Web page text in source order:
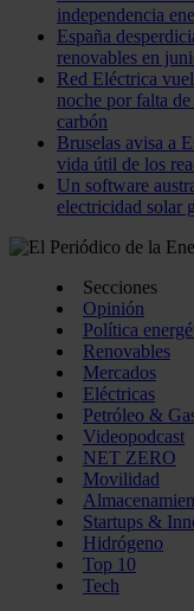
independencia
España
renovables en
Red Eléctrica
noche por falta
carbón
Bruselas avisa a
vida útil de los
Un software
electricidad solar
Secciones
Opinión
Política
Renovables
Mercados
Eléctricas
Petróleo &
Videopodcast
NET ZERO
Movilidad
Startups &
Hidrógeno
Top 10
Tech